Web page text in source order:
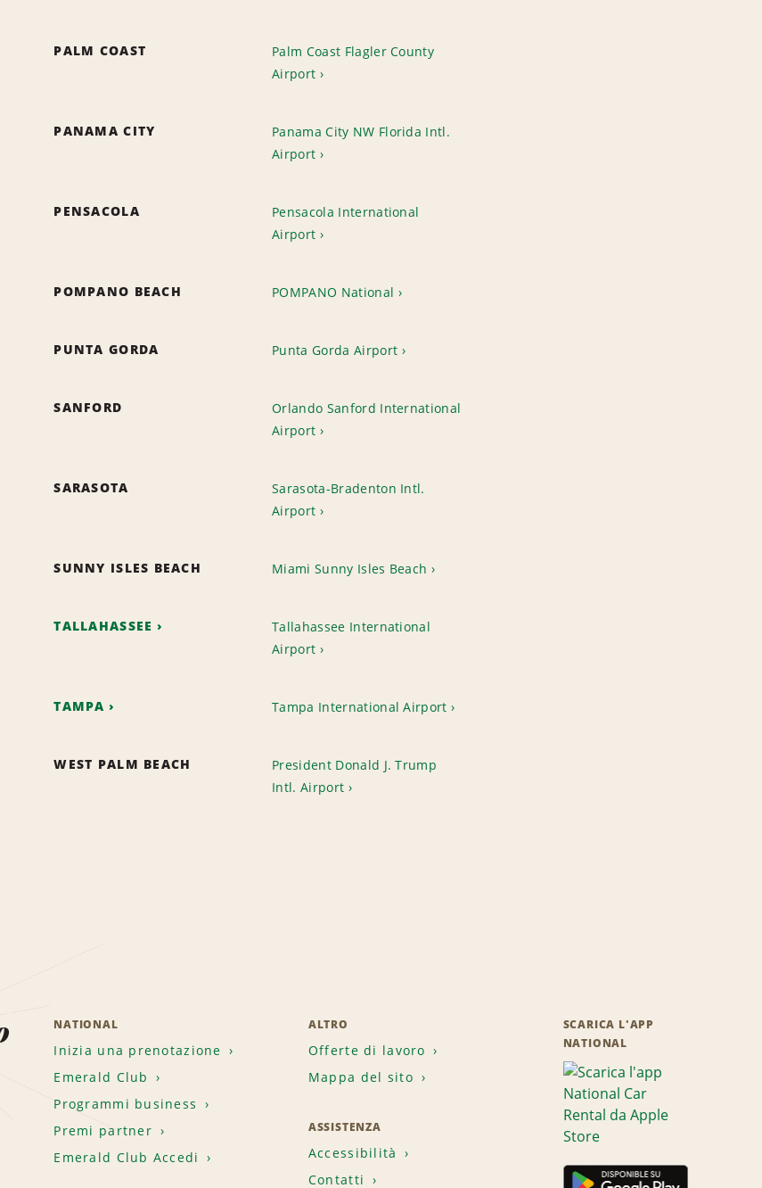
PALM COAST
Palm Coast Flagler County
Airport
PANAMA CITY
Panama City NW Florida Intl.
Airport
PENSACOLA
Pensacola International
Airport
POMPANO BEACH POMPANO National
PUNTA GORDA Punta Gorda Airport
SANFORD
Orlando Sanford International
Airport
SARASOTA
Sarasota-Bradenton Intl.
Airport
SUNNY ISLES BEACH Miami Sunny Isles Beach
TALLAHASSEE
Tallahassee International
Airport
TAMPA Tampa International Airport
WEST PALM BEACH
President Donald J. Trump
Intl. Airport
NATIONAL
Inizia una prenotazione
Emerald Club
Programmi business
Premi partner
Emerald Club Accedi
ALTRO
Offerte di lavoro
Mappa del sito
ASSISTENZA
Accessibilità
Contatti
SCARICA L'APP
NATIONAL